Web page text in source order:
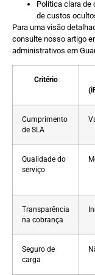
Política clara de
de custos
Para uma visão
consulte nosso artigo
administrativos em
Critério
Cumprimento
de SLA
Qualidade do
serviço
Transparência
na cobrança
Seguro de
carga